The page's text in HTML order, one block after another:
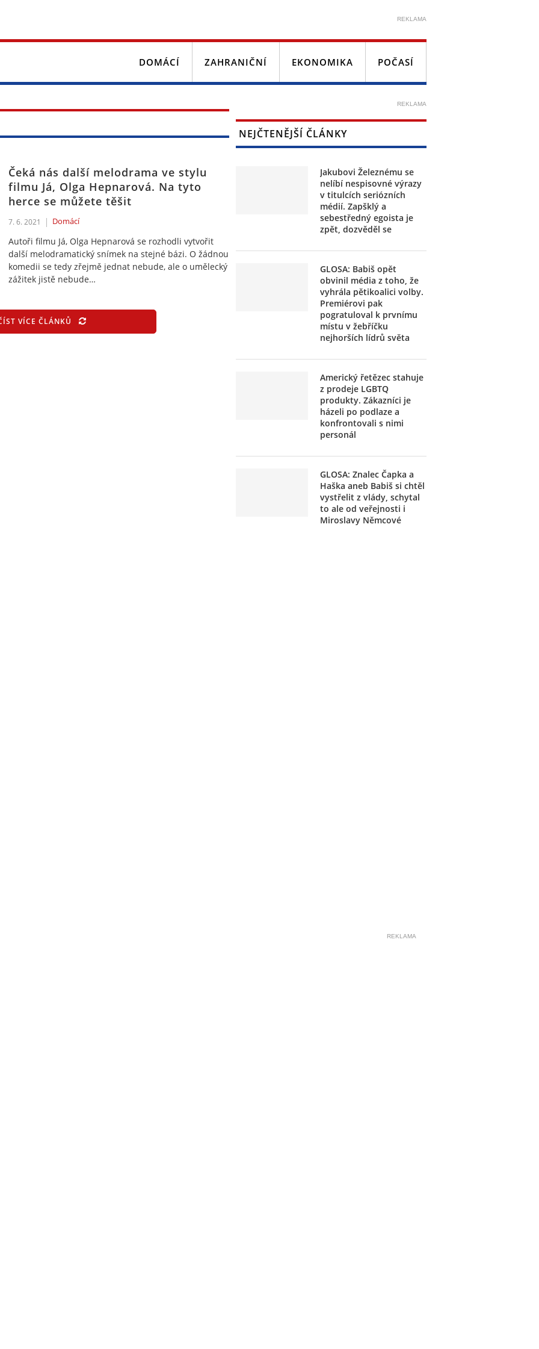
REKLAMA
DOMÁCÍ ZAHRANIČNÍ EKONOMIKA POČASÍ
Čeká nás další melodrama ve stylu
filmu Já, Olga Hepnarová. Na tyto
herce se můžete těšit
7. 6. 2021 Domácí
Autoři filmu Já, Olga Hepnarová se rozhodli vytvořit
další melodramatický snímek na stejné bázi. O žádnou
komedii se tedy zřejmě jednat nebude, ale o umělecký
zážitek jistě nebude…
VÍCE ČLÁNKŮ
REKLAMA
NEJČTENĚJŠÍ ČLÁNKY
Jakubovi Železnému se
nelíbí nespisovné výrazy
v titulcích seriózních
médií. Zapšklý a
sebestředný egoista je
zpět, dozvěděl se
GLOSA: Babiš opět
obvinil média z toho, že
vyhrála pětikoalici volby.
Premiérovi pak
pogratuloval k prvnímu
místu v žebříčku
nejhorších lídrů světa
Americký řetězec stahuje
z prodeje LGBTQ
produkty. Zákazníci je
házeli po podlaze a
konfrontovali s nimi
personál
GLOSA: Znalec Čapka a
Haška aneb Babiš si chtěl
vystřelit z vlády, schytal
to ale od veřejnosti i
Miroslavy Němcové
REKLAMA